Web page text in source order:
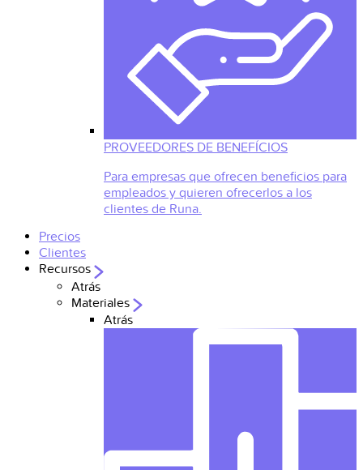
PROVEEDORES DE BENEFÍCIOS
Para empresas que ofrecen beneficios para
empleados y quieren ofrecerlos a los
clientes de Runa.
Precios
Clientes
Recursos
Atrás
Materiales
Atrás